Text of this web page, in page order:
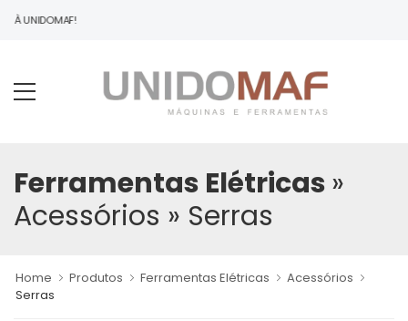
À UNIDOMAF!
Ferramentas Elétricas»
Acessórios » Serras
Home Produtos Ferramentas Elétricas
Acessórios
Serras